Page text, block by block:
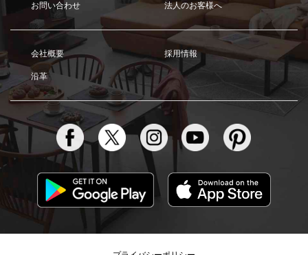
お問い合わせ 法人のお客様へ
会社概要 採用情報
沿革